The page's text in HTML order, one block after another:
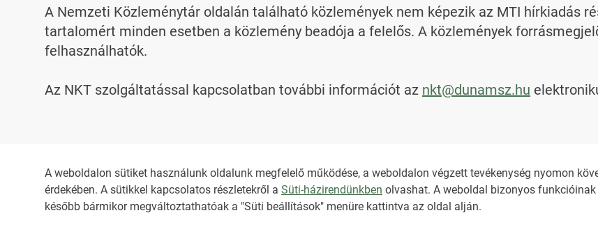
A weboldalon sütiket használunk oldalunk megfelelő működése, a weboldalon végzett tevékenység nyomon
érdekében. A sütikkel kapcsolatos részletekről a Süti-házirendünkben olvashat. A weboldal bizonyos
később bármikor megváltoztathatóak a "Süti beállítások" menüre kattintva az oldal alján.
A Nemzeti Közleménytár oldalán található közlemények nem képezik az MTI hírkiadás
tartalomért minden esetben a közlemény beadója a felelős. A közlemények
felhasználhatók.
Az NKT szolgáltatással kapcsolatban további információt az nkt@dunamsz.hu
HIRADO.HU MEDIAKLIKK.HU